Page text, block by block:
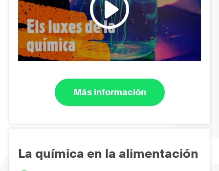
Más información
La química en la alimentación